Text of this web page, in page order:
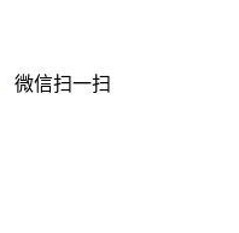
微信扫一扫